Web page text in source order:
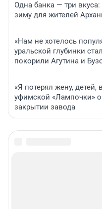
Одна банка — три
зиму для жителей
«Нам не хотелось
уральской глубинки
покорили Агутина и
«Я потерял жену, детей,
уфимской «Лампочки» о
закрытии завода